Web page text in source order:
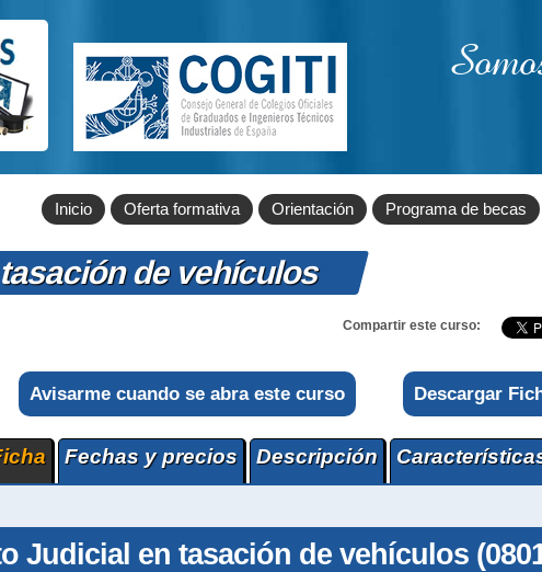
Inicio Oferta formativa Orientación Programa de becas
de vehículos
Compartir este curso:
Avisarme cuando se abra este curso Descargar
Fechas y precios Descripción
Judicial en tasación de vehículos